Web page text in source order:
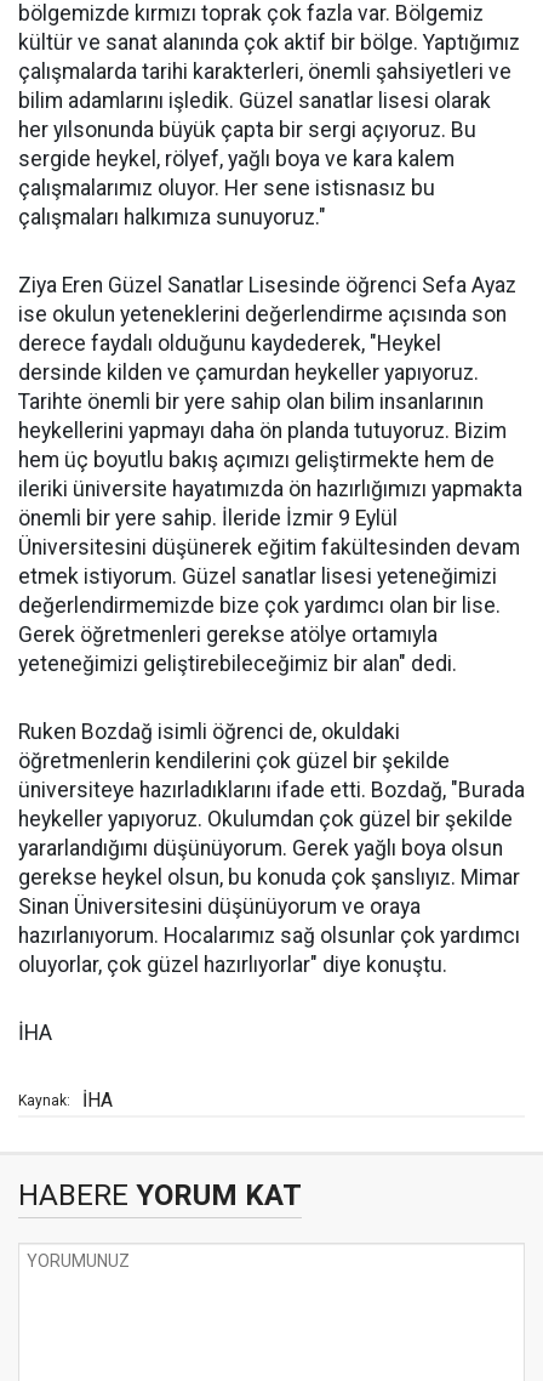
bölgemizde kırmızı toprak çok fazla var. Bölgemiz
kültür ve sanat alanında çok aktif bir bölge. Yaptığımız
çalışmalarda tarihi karakterleri, önemli şahsiyetleri ve
bilim adamlarını işledik. Güzel sanatlar lisesi olarak
her yılsonunda büyük çapta bir sergi açıyoruz. Bu
sergide heykel, rölyef, yağlı boya ve kara kalem
çalışmalarımız oluyor. Her sene istisnasız bu
çalışmaları halkımıza sunuyoruz."
Ziya Eren Güzel Sanatlar Lisesinde öğrenci Sefa Ayaz
ise okulun yeteneklerini değerlendirme açısında son
derece faydalı olduğunu kaydederek, "Heykel
dersinde kilden ve çamurdan heykeller yapıyoruz.
Tarihte önemli bir yere sahip olan bilim insanlarının
heykellerini yapmayı daha ön planda tutuyoruz. Bizim
hem üç boyutlu bakış açımızı geliştirmekte hem de
ileriki üniversite hayatımızda ön hazırlığımızı yapmakta
önemli bir yere sahip. İleride İzmir 9 Eylül
Üniversitesini düşünerek eğitim fakültesinden devam
etmek istiyorum. Güzel sanatlar lisesi yeteneğimizi
değerlendirmemizde bize çok yardımcı olan bir lise.
Gerek öğretmenleri gerekse atölye ortamıyla
yeteneğimizi geliştirebileceğimiz bir alan" dedi.
Ruken Bozdağ isimli öğrenci de, okuldaki
öğretmenlerin kendilerini çok güzel bir şekilde
üniversiteye hazırladıklarını ifade etti. Bozdağ, "Burada
heykeller yapıyoruz. Okulumdan çok güzel bir şekilde
yararlandığımı düşünüyorum. Gerek yağlı boya olsun
gerekse heykel olsun, bu konuda çok şanslıyız. Mimar
Sinan Üniversitesini düşünüyorum ve oraya
hazırlanıyorum. Hocalarımız sağ olsunlar çok yardımcı
oluyorlar, çok güzel hazırlıyorlar" diye konuştu.
İHA
Kaynak: İHA
HABERE YORUM KAT